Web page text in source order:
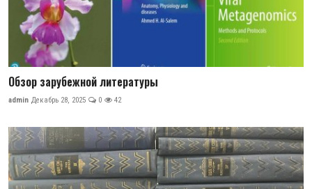
Обзор зарубежной литературы
admin Декабрь 28, 2025 0 42